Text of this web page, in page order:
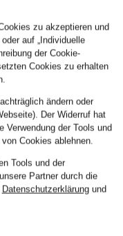
Acne Studios
zu akzeptieren und
auf „Individuelle
der Cookie-
Cookies zu erhalten
ändern oder
Der Widerruf hat
Verwendung der Tools und
Cookies ablehnen.
Tools und der
Partner durch die
Datenschutzerklärungund